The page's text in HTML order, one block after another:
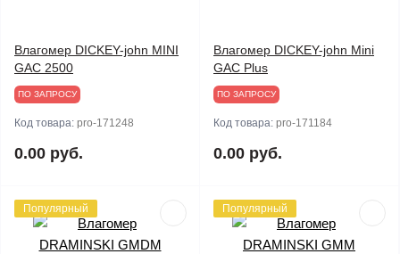
Влагомер DICKEY-john MINI
GAC 2500
ПО ЗАПРОСУ
Код товара: pro-171248
0.00 руб.
Влагомер DICKEY-john Mini
GAC Plus
ПО ЗАПРОСУ
Код товара: pro-171184
0.00 руб.
Популярный Популярный